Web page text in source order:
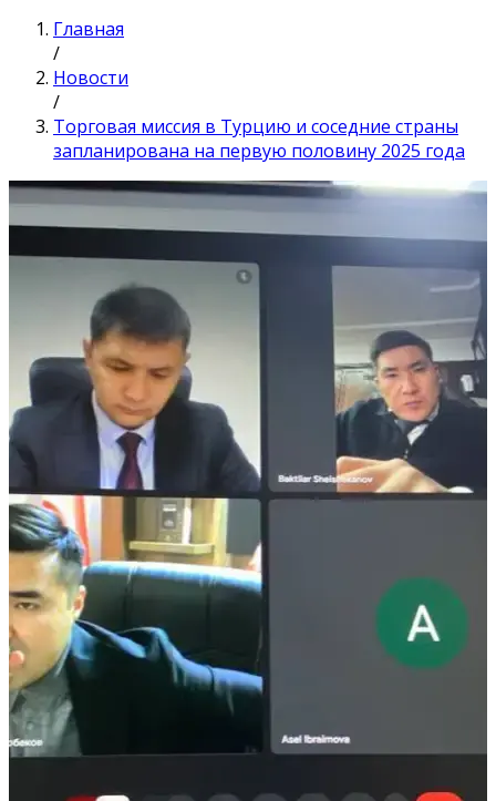
Главная
/
Новости
/
Торговая миссия в Турцию и соседние страны
запланирована на первую половину 2025 года